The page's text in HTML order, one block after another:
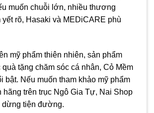
muốn chuỗi lớn, nhiều thương
yết rõ, Hasaki và MEDiCARE phù
mỹ phẩm thiên nhiên, sản phẩm
quà tặng chăm sóc cá nhân, Cỏ Mềm
bật. Nếu muốn tham khảo mỹ phẩm
hãng trên trục Ngô Gia Tự, Nai Shop
dừng tiện đường.